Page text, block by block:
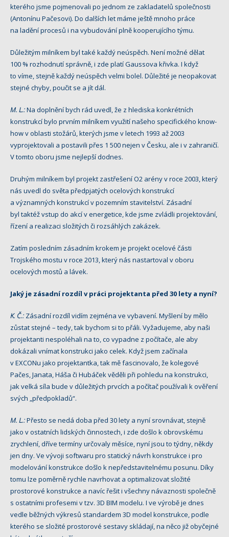
kterého jsme pojmenovali po jednom ze zakladatelů společnosti
(Antonínu Pačesovi). Do dalších let máme ještě mnoho práce
na ladění procesů i na vybudování plně kooperujícího týmu.
Důležitým milníkem byl také každý neúspěch. Není možné dělat
100 % rozhodnutí správně, i zde platí Gaussova křivka. I když
to víme, stejně každý neúspěch velmi bolel. Důležité je neopakovat
stejné chyby, poučit se a jít dál.
M. L.:Na doplnění bych rád uvedl, že z hlediska konkrétních
konstrukcí bylo prvním milníkem využití našeho specifického know-
how v oblasti stožárů, kterých jsme v letech 1993 až 2003
vyprojektovali a postavili přes 1 500 nejen v Česku, ale i v zahraničí.
V tomto oboru jsme nejlepší dodnes.
Druhým milníkem byl projekt zastřešení O2 arény v roce 2003, který
nás uvedl do světa předpjatých ocelových konstrukcí
a významných konstrukcí v pozemním stavitelství. Zásadní
byl taktéž vstup do akcí v energetice, kde jsme zvládli projektování,
řízení a realizaci složitých či rozsáhlých zakázek.
Zatím posledním zásadním krokem je projekt ocelové části
Trojského mostu v roce 2013, který nás nastartoval v oboru
ocelových mostů a lávek.
Jaký je zásadní rozdíl v práci projektanta před 30 lety a nyní?
K. Č.: Zásadní rozdíl vidím zejména ve vybavení. Myšlení by mělo
zůstat stejné – tedy, tak bychom si to přáli. Vyžadujeme, aby naši
projektanti nespoléhali na to, co vypadne z počítače, ale aby
dokázali vnímat konstrukci jako celek. Když jsem začínala
v EXCONu jako projektantka, tak mě fascinovalo, že kolegové
Pačes, Janata, Háša či Hubáček věděli při pohledu na konstrukci,
jak velká síla bude v důležitých prvcích a počítač používali k ověření
svých „předpokladů“.
M. L.:Přesto se nedá doba před 30 lety a nyní srovnávat, stejně
jako v ostatních lidských činnostech, i zde došlo k obrovskému
zrychlení, dříve termíny určovaly měsíce, nyní jsou to týdny, někdy
jen dny. Ve vývoji softwaru pro statický návrh konstrukce i pro
modelování konstrukce došlo k nepředstavitelnému posunu. Díky
tomu lze poměrně rychle navrhovat a optimalizovat složité
prostorové konstrukce a navíc řešit i všechny návaznosti společně
s ostatními profesemi v tzv. 3D BIM modelu. I ve výrobě je dnes
vedle běžných výkresů standardem 3D model konstrukce, podle
kterého se složité prostorové sestavy skládají, na něco již obyčejné